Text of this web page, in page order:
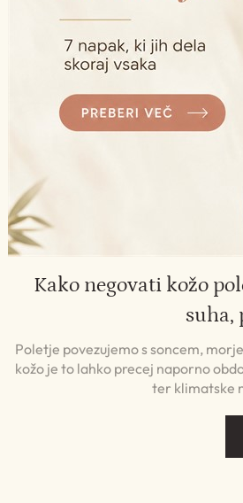
Kako negovati kožo
suha,
Poletje povezujemo s soncem,
kožo je to lahko precej naporno
ter klimatske